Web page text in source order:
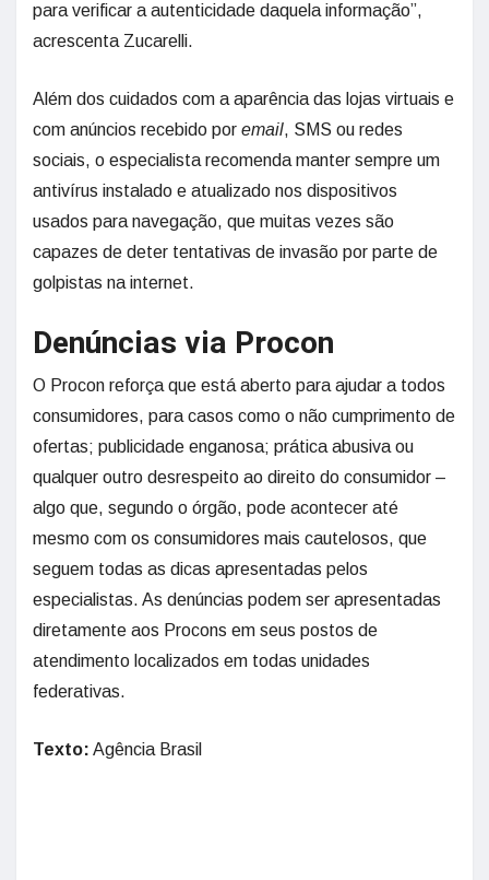
para verificar a autenticidade daquela informação”,
acrescenta Zucarelli.
Além dos cuidados com a aparência das lojas virtuais e
com anúncios recebido por email, SMS ou redes
sociais, o especialista recomenda manter sempre um
antivírus instalado e atualizado nos dispositivos
usados para navegação, que muitas vezes são
capazes de deter tentativas de invasão por parte de
golpistas na internet.
Denúncias via Procon
O Procon reforça que está aberto para ajudar a todos
consumidores, para casos como o não cumprimento de
ofertas; publicidade enganosa; prática abusiva ou
qualquer outro desrespeito ao direito do consumidor –
algo que, segundo o órgão, pode acontecer até
mesmo com os consumidores mais cautelosos, que
seguem todas as dicas apresentadas pelos
especialistas. As denúncias podem ser apresentadas
diretamente aos Procons em seus postos de
atendimento localizados em todas unidades
federativas.
Texto: Agência Brasil